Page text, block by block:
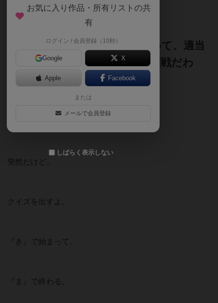
259名 0名 0 4年以上前
知識量のゲームと思わせておいて、適当
な言葉でその場を乗り切る心理戦だわ
突然だけど。
クイズを出すよ。
『き』で始まって。
『ま』で終わる。
お気に入り作品・所有リストの共
有
ログイン / 会員登録（10秒）
Google X
Apple Facebook
または
メールで会員登録
しばらく表示しない